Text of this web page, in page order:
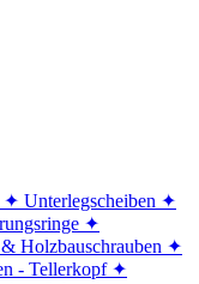
✦ Unterlegscheiben ✦
✦
Holzbauschrauben ✦
- Tellerkopf ✦